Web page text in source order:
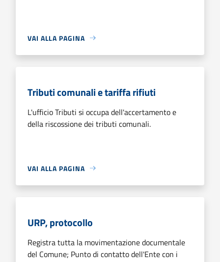
VAI ALLA PAGINA
Tributi comunali e tariffa rifiuti
L'ufficio Tributi si occupa dell'accertamento e
della riscossione dei tributi comunali.
VAI ALLA PAGINA
URP, protocollo
Registra tutta la movimentazione documentale
del Comune; Punto di contatto dell'Ente con i